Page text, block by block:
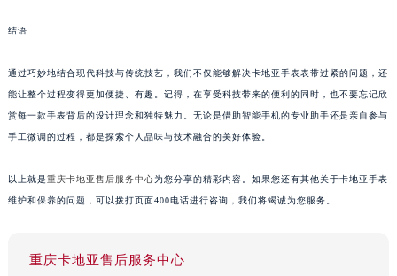
结语
通过巧妙地结合现代科技与传统技艺，我们不仅能够解决卡地亚手表表带过紧的问题，还
能让整个过程变得更加便捷、有趣。记得，在享受科技带来的便利的同时，也不要忘记欣
赏每一款手表背后的设计理念和独特魅力。无论是借助智能手机的专业助手还是亲自参与
手工微调的过程，都是探索个人品味与技术融合的美好体验。
以上就是重庆卡地亚售后服务中心为您分享的精彩内容。如果您还有其他关于卡地亚手表
维护和保养的问题，可以拨打页面400电话进行咨询，我们将竭诚为您服务。
重庆卡地亚售后服务中心